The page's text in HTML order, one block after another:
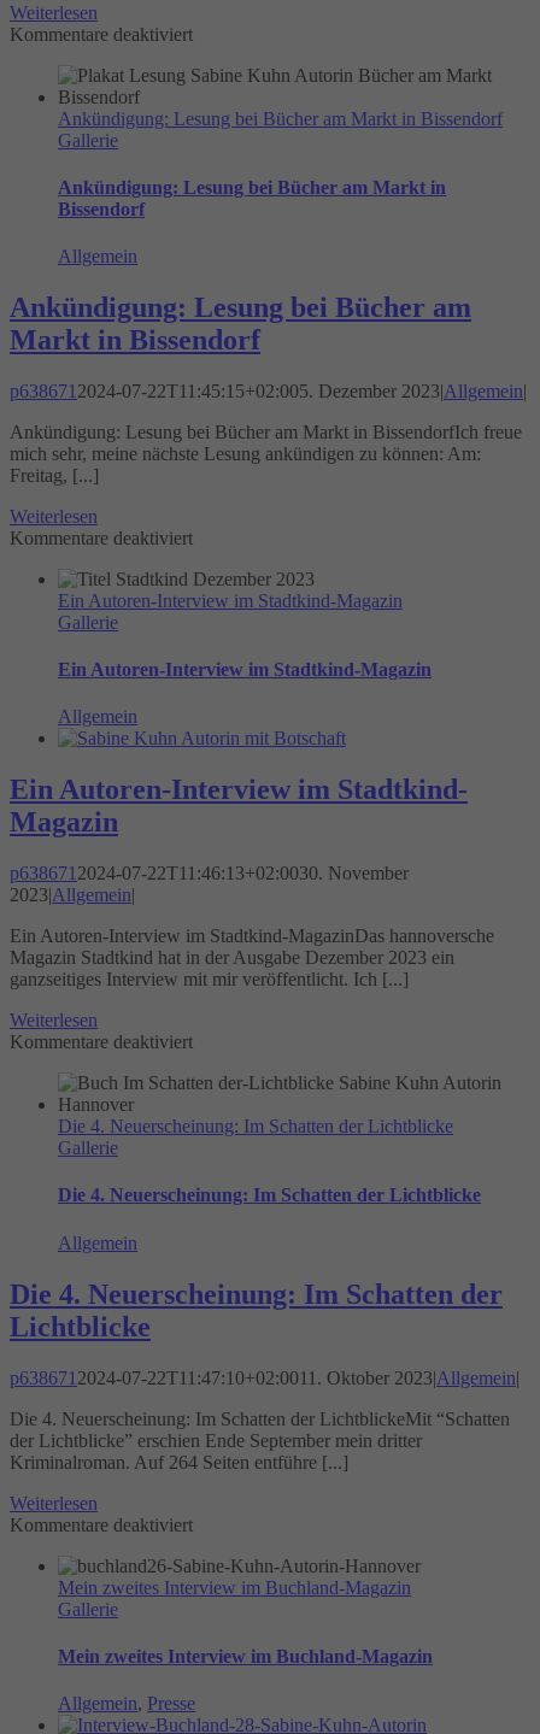
Weiterlesen
Kommentare deaktiviertfür
in
Buchhandlung
Markt“
Ankündigung: Lesung bei Bücher am Markt in Bissendorf
Gallerie
Ankündigung: Lesung bei Bücher am Markt in
Bissendorf
Allgemein
Ankündigung: Lesung bei Bücher am
Markt in Bissendorf
p638671 2024-07-22T11:45:15+02:005. Dezember 2023|Allgemein|
Ankündigung: Lesung bei Bücher am Markt in BissendorfIch freue
mich sehr, meine nächste Lesung ankündigen zu können: Am:
Freitag, [...]
Weiterlesen
Kommentare deaktiviertfür
Lesung
bei
Markt
Ein Autoren-Interview im Stadtkind-Magazin
Gallerie
Ein Autoren-Interview im Stadtkind-Magazin
Allgemein
Ein Autoren-Interview im Stadtkind-
Magazin
p638671 2024-07-22T11:46:13+02:0030. November
2023|Allgemein|
Ein Autoren-Interview im Stadtkind-MagazinDas hannoversche
Magazin Stadtkind hat in der Ausgabe Dezember 2023 ein
ganzseitiges Interview mit mir veröffentlicht. Ich [...]
Weiterlesen
Kommentare deaktiviertfür
Autoren-
im
Die 4. Neuerscheinung: Im Schatten der Lichtblicke
Gallerie
Die 4. Neuerscheinung: Im Schatten der Lichtblicke
Allgemein
Die 4. Neuerscheinung: Im Schatten der
Lichtblicke
p638671 2024-07-22T11:47:10+02:0011. Oktober 2023|Allgemein|
Die 4. Neuerscheinung: Im Schatten der LichtblickeMit “Schatten
der Lichtblicke” erschien Ende September mein dritter
Kriminalroman. Auf 264 Seiten entführe [...]
Weiterlesen
Kommentare deaktiviertfür
4.
Neuerscheinung:
der
Mein zweites Interview im Buchland-Magazin
Gallerie
Mein zweites Interview im Buchland-Magazin
Allgemein, Presse